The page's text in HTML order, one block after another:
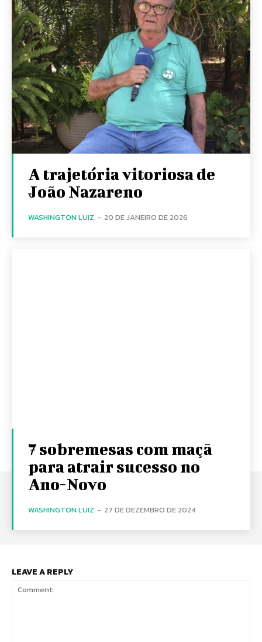
A trajetória vitoriosa de
João Nazareno
WASHINGTON LUIZ - 20 DE JANEIRO DE 2026
7 sobremesas com maçã
para atrair sucesso no
Ano-Novo
WASHINGTON LUIZ - 27 DE DEZEMBRO DE 2024
LEAVE A REPLY